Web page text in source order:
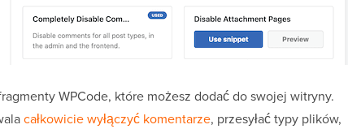
WPCode, które możesz dodać do swojej witryny.
całkowicie wyłączyć komentarze, przesyłać typy plików,